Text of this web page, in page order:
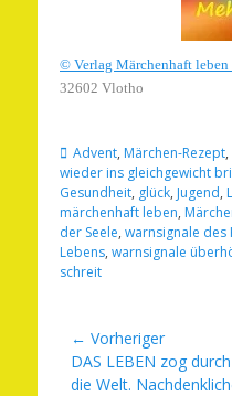
© Verlag Märchenhaft leben
32602 Vlotho
Kategorien
Advent, Märchen-Rezept,
wieder ins gleichgewicht
Gesundheit, glück, Jugend,
märchenhaft leben,
der Seele, warnsignale des
Lebens, warnsignale
schreit
← Vorheriger
Vorheriger
Beitrag:
DAS LEBEN zog durch
die Welt.